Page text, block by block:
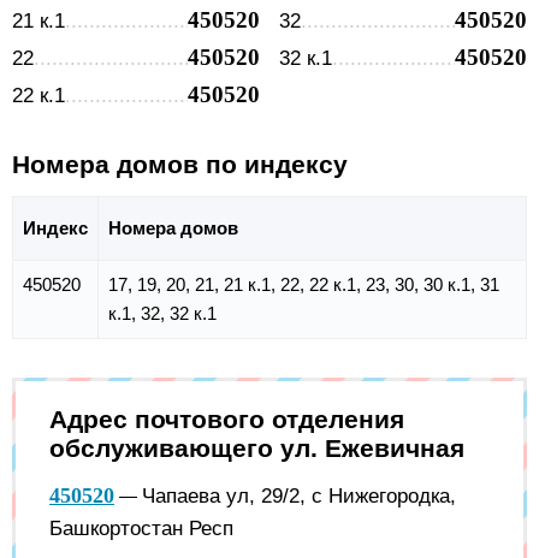
21 к.1 450520
22 450520
22 к.1 450520
32 450520
32 к.1 450520
Номера домов по индексу
Индекс Номера домов
450520
17, 19, 20, 21, 21 к.1, 22, 22 к.1, 23, 30, 30 к.1, 31
к.1, 32, 32 к.1
Адрес почтового отделения
обслуживающего ул. Ежевичная
450520 — Чапаева ул, 29/2, с Нижегородка,
Башкортостан Респ